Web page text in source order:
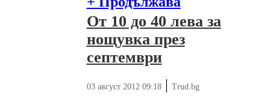
От 10 до 40 лева за
нощувка през
септември
03 август 2012 09:18| Trud.bg